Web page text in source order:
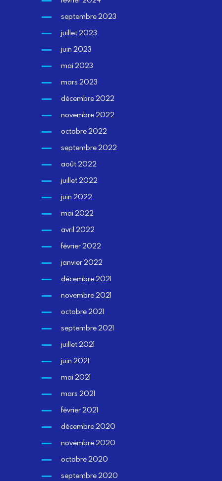
septembre 2023
juillet 2023
juin 2023
mai 2023
mars 2023
décembre 2022
novembre 2022
octobre 2022
septembre 2022
août 2022
juillet 2022
juin 2022
mai 2022
avril 2022
février 2022
janvier 2022
décembre 2021
novembre 2021
octobre 2021
septembre 2021
juillet 2021
juin 2021
mai 2021
mars 2021
février 2021
décembre 2020
novembre 2020
octobre 2020
septembre 2020